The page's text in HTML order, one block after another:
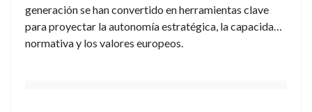
generación se han convertido en herramientas clave
para proyectar la autonomía estratégica, la capacidad
normativa y los valores europeos.